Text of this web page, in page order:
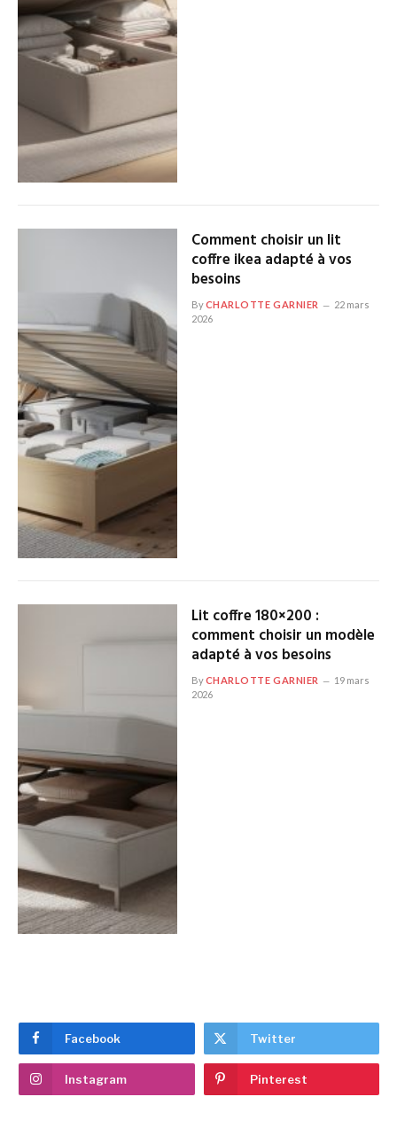
Comment choisir un lit
coffre ikea adapté à vos
besoins
ByCHARLOTTE GARNIER
22 mars
2026
Lit coffre 180×200 :
comment choisir un modèle
adapté à vos besoins
ByCHARLOTTE GARNIER
19 mars
2026
Facebook Twitter
Instagram Pinterest